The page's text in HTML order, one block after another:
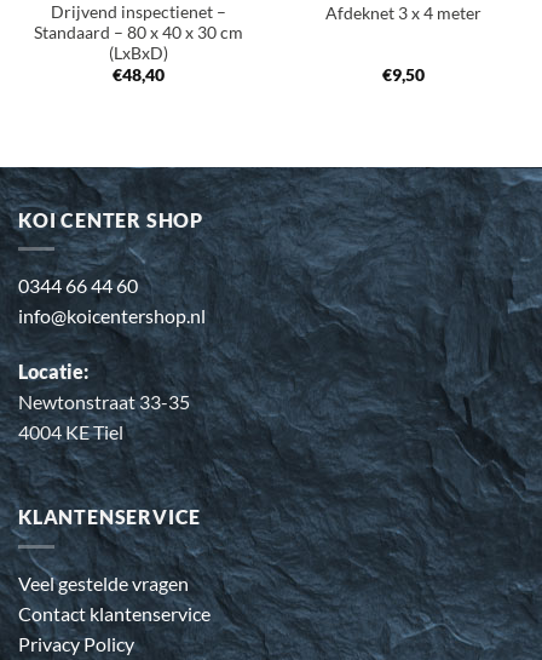
Drijvend inspectienet –
Standaard – 80 x 40 x 30 cm
(LxBxD)
€48,40
Afdeknet 3 x 4 meter
€9,50
KOI CENTER SHOP
0344 66 44 60
info@koicentershop.nl
Locatie:
Newtonstraat 33-35
4004 KE Tiel
KLANTENSERVICE
Veel gestelde vragen
Contact klantenservice
Privacy Policy